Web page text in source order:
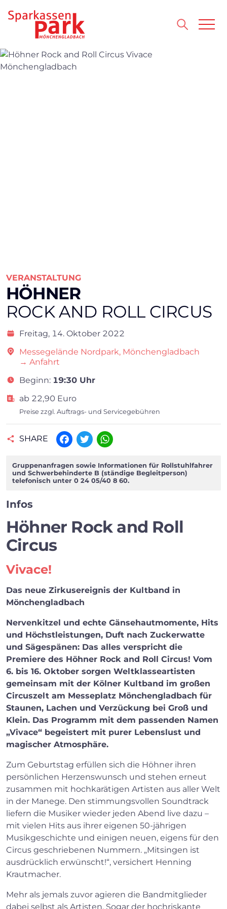
VERANSTALTUNG
HÖHNER
ROCK AND ROLL CIRCUS
Freitag, 14. Oktober 2022
Messegelände Nordpark, Mönchengladbach
→ Anfahrt
Beginn: 19:30 Uhr
ab 22,90 Euro
Preise zzgl. Auftrags- und Servicegebühren
SHARE
Gruppenanfragen sowie Informationen für Rollstuhlfahrer
und Schwerbehinderte B (ständige Begleitperson)
telefonisch unter 0 24 05/40 8 60.
Infos
Höhner Rock and Roll
Circus
Vivace!
Das neue Zirkusereignis der Kultband in
Mönchengladbach
Nervenkitzel und echte Gänsehautmomente, Hits
und Höchstleistungen, Duft nach Zuckerwatte
und Sägespänen: Das alles verspricht die
Premiere des Höhner Rock and Roll Circus! Vom
6. bis 16. Oktober sorgen Weltklasseartisten
gemeinsam mit der Kölner Kultband im großen
Circuszelt am Messeplatz Mönchengladbach für
Staunen, Lachen und Verzückung bei Groß und
Klein. Das Programm mit dem passenden Namen
„Vivace“ begeistert mit purer Lebenslust und
magischer Atmosphäre.
Zum Geburtstag erfüllen sich die Höhner ihren
persönlichen Herzenswunsch und stehen erneut
zusammen mit hochkarätigen Artisten aus aller Welt
in der Manege. Den stimmungsvollen Soundtrack
liefern die Musiker wieder jeden Abend live dazu –
mit vielen Hits aus ihrer eigenen 50-jährigen
Musikgeschichte und einigen neuen, eigens für den
Circus geschriebenen Nummern. „Mitsingen ist
ausdrücklich erwünscht!“, versichert Henning
Krautmacher.
Mehr als jemals zuvor agieren die Bandmitglieder
dabei selbst als Artisten. Sogar der hochriskante